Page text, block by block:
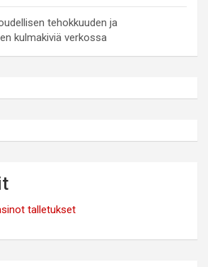
tehokkuuden ja
kulmakiviä verkossa
talletukset